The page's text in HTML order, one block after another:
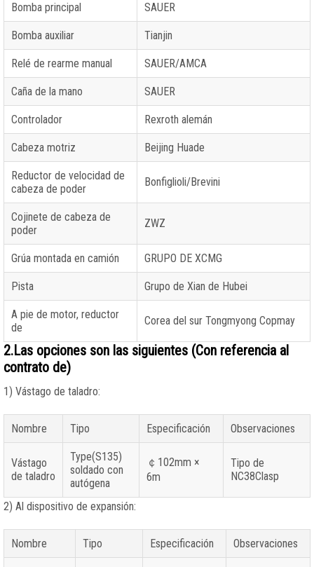
Bomba principal SAUER
Bomba auxiliar Tianjin
Relé de rearme manual SAUER/AMCA
Caña de la mano SAUER
Controlador Rexroth alemán
Cabeza motriz Beijing Huade
Reductor de velocidad de
cabeza de poder
Bonfiglioli/Brevini
Cojinete de cabeza de
poder
ZWZ
Grúa montada en camión GRUPO DE XCMG
Pista Grupo de Xian de Hubei
A pie de motor, reductor
de
Corea del sur Tongmyong Copmay
2.Las opciones son las siguientes (Con referencia al
contrato de)
1) Vástago de taladro:
Nombre Tipo Especificación Observaciones
Vástago
de taladro
Type(S135)
soldado con
autógena
￠102mm ×
6m
Tipo de
NC38Clasp
2) Al dispositivo de expansión:
Nombre Tipo Especificación Observaciones